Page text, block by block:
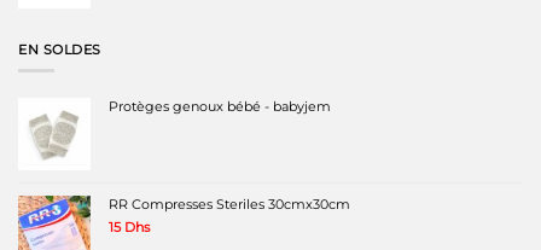
EN SOLDES
Protèges genoux bébé - babyjem
RR Compresses Steriles 30cmx30cm
15 Dhs